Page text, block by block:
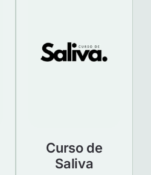
Curso de
Saliva